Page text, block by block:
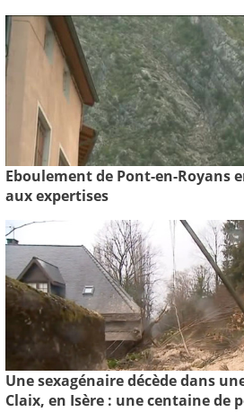
Eboulement de Pont-en-Royans
aux expertises
Une sexagénaire décède dans
Claix, en Isère : une centaine de